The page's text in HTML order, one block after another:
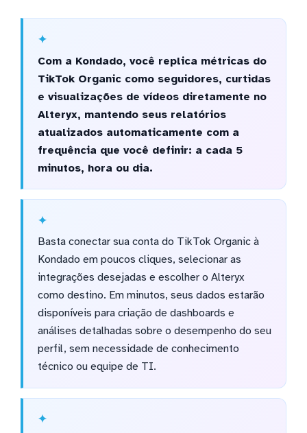
Com a Kondado, você replica métricas do
TikTok Organic como seguidores, curtidas
e visualizações de vídeos diretamente no
Alteryx, mantendo seus relatórios
atualizados automaticamente com a
frequência que você definir: a cada 5
minutos, hora ou dia.
Basta conectar sua conta do TikTok Organic à
Kondado em poucos cliques, selecionar as
integrações desejadas e escolher o Alteryx
como destino. Em minutos, seus dados estarão
disponíveis para criação de dashboards e
análises detalhadas sobre o desempenho do seu
perfil, sem necessidade de conhecimento
técnico ou equipe de TI.